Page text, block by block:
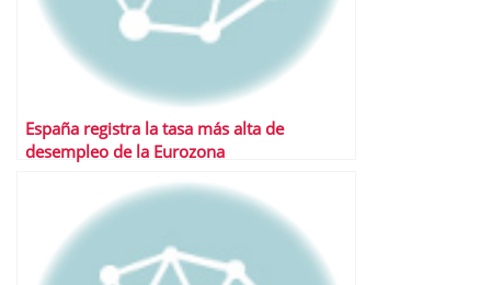
España registra la tasa más alta de
desempleo de la Eurozona